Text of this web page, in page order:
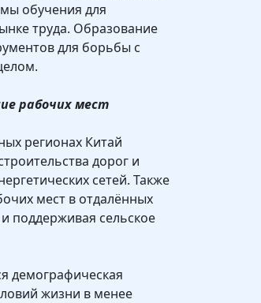
обучения для
труда. Образование
для борьбы с
рабочих мест
регионах Китай
дорог и
сетей. Также
мест в отдалённых
поддерживая сельское
демографическая
жизни в менее